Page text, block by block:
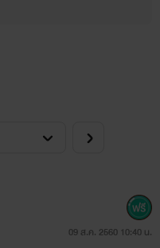
น่ารักสุดเเซ่บ มีดวงตากลม
ต่ใจ เเละไม่เคยยอมใคร
09 ส.ค. 2560 10:40 น.